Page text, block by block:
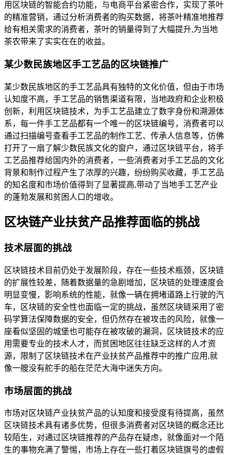
用区块链的智能合约功能，与电商平台紧密合作，实现了茶叶
的精准营销，通过分析消费者的购买数据，将茶叶精准地推荐
给有相关需求的消费者，茶叶的销量得到了大幅提升,为当地
茶农带来了实实在在的收益。
某少数民族地区手工艺品的区块链推广
某少数民族地区的手工艺品具有独特的文化价值，但由于市场
认知度不高，手工艺品的销售渠道有限，当地政府和企业积极
创新，利用区块链技术，为手工艺品建立了数字身份和溯源体
系，每一件手工艺品都有一个唯一的区块链编号，消费者可以
通过扫描编号查看手工艺品的制作工艺、传承人信息等，仿佛
打开了一扇了解少数民族文化的窗户，通过区块链平台，将手
工艺品推荐给国内外的消费者，一些消费者对手工艺品的文化
背景和制作过程产生了浓厚的兴趣，纷纷购买收藏，手工艺品
的知名度和市场价值得到了显著提高,带动了当地手工艺产业
的蓬勃发展和贫困人口的增收。
区块链产业扶贫产品推荐面临的挑战
技术层面的挑战
区块链技术目前仍处于发展阶段，存在一些技术瓶颈，区块链
的扩展性较差，随着数据量的急剧增加，区块链的处理速度会
明显变慢，影响系统的性能，就像一辆在拥堵道路上行驶的汽
车，区块链的安全性也面临一定的挑战，虽然区块链采用了密
码学算法保障数据的安全，但仍然存在被攻击的风险，就像一
座看似坚固的城堡也可能存在被攻破的漏洞，区块链技术的应
用需要专业的技术人才，而贫困地区往往缺乏这样的人才资
源，限制了区块链技术在产业扶贫产品推荐中的推广应用,就
像一艘没有舵手的船在茫茫大海中迷失方向。
市场层面的挑战
市场对区块链产业扶贫产品的认知度和接受度有待提高，虽然
区块链技术具有诸多优势，但很多消费者对区块链的概念还比
较陌生，对通过区块链推荐的产品存在疑虑，就像面对一个陌
生的事物充满了警惕，市场上存在一些打着区块链旗号的虚假